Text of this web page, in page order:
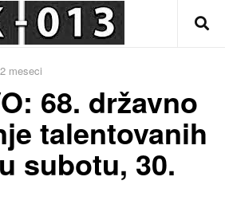
meseci
68. državno
talentovanih
subotu, 30.